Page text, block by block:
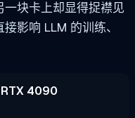
块卡上却显得捉襟见
影响 LLM 的训练、
RTX 4090